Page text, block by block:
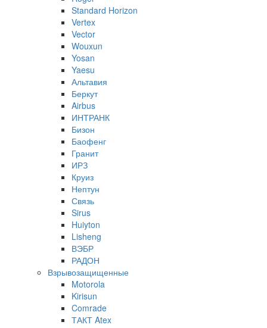
Standard Horizon
Vertex
Vector
Wouxun
Yosan
Yaesu
Альтавия
Беркут
Airbus
ИНТРАНК
Бизон
Баофенг
Гранит
ИРЗ
Круиз
Нептун
Связь
Sirus
Huiyton
Lisheng
ВЭБР
РАДОН
Взрывозащищенные
Motorola
Kirisun
Comrade
ТАКТ Atex